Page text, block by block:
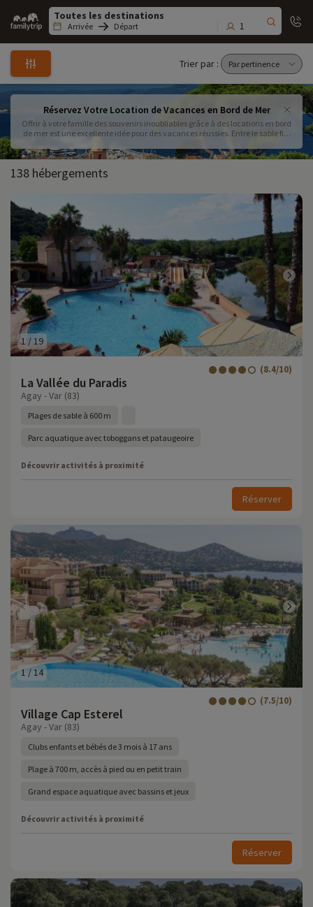
Family
trip
Arrivée Départ 1
Trier par :
Réservez Votre Location de Vacances en Bord de Mer
Offrir à votre famille des souvenirs inoubliables grâce à des locations en bord
de mer est une excellente idée pour des vacances réussies. Entre le sable fin,
France permet aux petits comme aux grands de se ressourcer. Que vous
recherchiez des maisons de vacances en bord de mer, des appartements
avec vue sur l’océan ou même des villas en bord de mer en France, il existe
des hébergements adaptés à tous les besoins. Pour bien choisir, il est
essentiel de prendre en compte le budget, l’emplacement et les services
proposés comme un séjour en bord de mer tout compris ou une location
saisonnière équipée pour les enfants. De la Côte d’Azur à la Bretagne en
passant par la Côte Atlantique, de nombreuses destinations en bord de mer
familiales permettent de profiter d’un cadre idyllique sans se ruiner.
Anticipez votre réservation pour trouver des locations en bord de mer pas
cher et préparez sereinement vos vacances.
138 hébergements
1 /19
La Vallée du Paradis
(8.4/10)
Agay - Var (83)
Plages de sable à 600 m
Parc aquatique avec toboggans et pataugeoire
Découvrir activités à proximité
Réserver
1 /14
Village Cap Esterel
(7.5/10)
Agay - Var (83)
Clubs enfants et bébés de 3 mois à 17 ans
Plage à 700 m, accès à pied ou en petit train
Grand espace aquatique avec bassins et jeux
Découvrir activités à proximité
Réserver